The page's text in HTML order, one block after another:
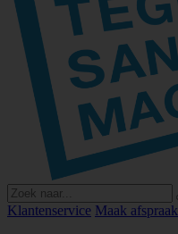
Klantenservice Maak afspraak